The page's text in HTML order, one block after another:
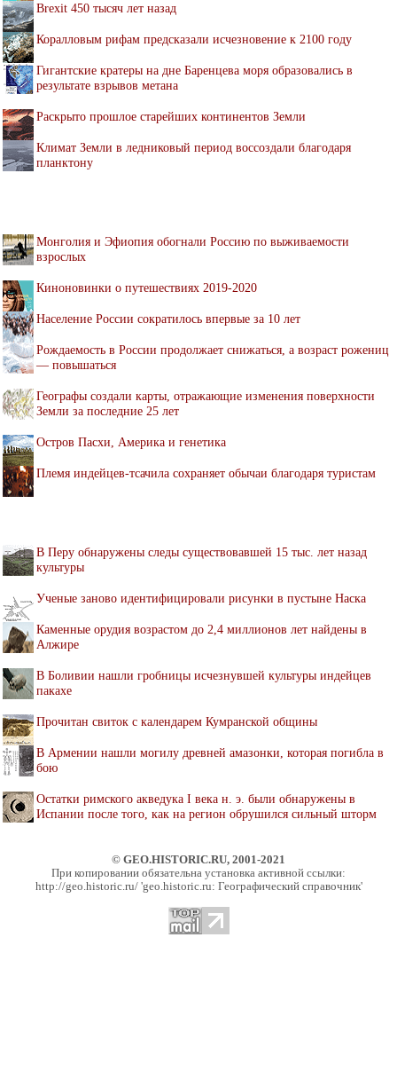
Brexit 450 тысяч лет назад
Коралловым рифам предсказали исчезновение к 2100 году
Гигантские кратеры на дне Баренцева моря образовались в
результате взрывов метана
Раскрыто прошлое старейших континентов Земли
Климат Земли в ледниковый период воссоздали благодаря
планктону
Монголия и Эфиопия обогнали Россию по выживаемости
взрослых
Киноновинки о путешествиях 2019-2020
Население России сократилось впервые за 10 лет
Рождаемость в России продолжает снижаться, а возраст рожениц
— повышаться
Географы создали карты, отражающие изменения поверхности
Земли за последние 25 лет
Остров Пасхи, Америка и генетика
Племя индейцев-тсачила сохраняет обычаи благодаря туристам
В Перу обнаружены следы существовавшей 15 тыс. лет назад
культуры
Ученые заново идентифицировали рисунки в пустыне Наска
Каменные орудия возрастом до 2,4 миллионов лет найдены в
Алжире
В Боливии нашли гробницы исчезнувшей культуры индейцев
пакахе
Прочитан свиток с календарем Кумранской общины
В Армении нашли могилу древней амазонки, которая погибла в
бою
Остатки римского акведука I века н. э. были обнаружены в
Испании после того, как на регион обрушился сильный шторм
© GEO.HISTORIC.RU, 2001-2021
При копировании обязательна установка активной ссылки:
http://geo.historic.ru/ 'geo.historic.ru: Географический справочник'